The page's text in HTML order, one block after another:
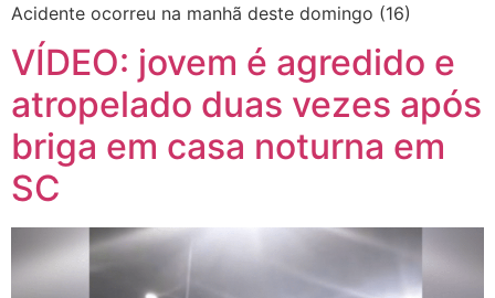
Acidente ocorreu na manhã deste domingo (16)
VÍDEO: jovem é agredido e
atropelado duas vezes após
briga em casa noturna em
SC